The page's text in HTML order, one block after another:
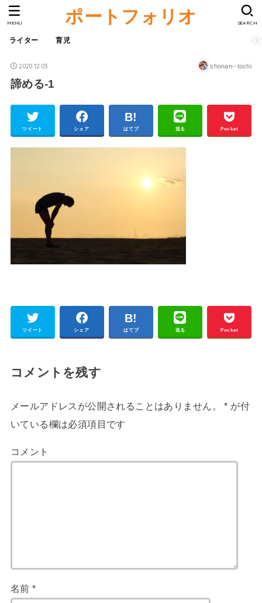
ポートフォリオ
ライター 育児
SEARCH
MENU
2020.12.03 shonan--tochi
諦める-1
ツイート シェア はてブ 送る Pocket
ツイート シェア はてブ 送る Pocket
コメントを残す
メールアドレスが公開されることはありません。 * が付
いている欄は必須項目です
コメント
名前*